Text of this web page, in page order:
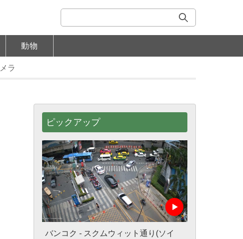
動物
ラ
ピックアップ
バンコク - スクムウィット通り(ソイ